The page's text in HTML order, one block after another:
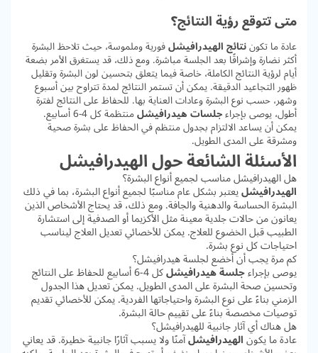
متى تتوقع رؤية النتائج؟
عادة ما تكوننتائج الهيدرافيشلفورية وملموسة، حيث تلاحظ البشرة
أكثر نضارة وإشراقًا بعد الجلسة مباشرة. ومع ذلك، قد يستغرق الأمر بضعة
أيام لرؤية النتائج الكاملة، خاصة فيما يتعلق بتحسين لون البشرة وتقليل
ظهور التجاعيد الدقيقة. يمكن أن تستمر النتائج لمدة تتراوح بين أسبوع
وشهر، حسب نوع البشرة وعادات العناية بها. للحفاظ على النتائج لفترة
أطول، يوصى بإجراءجلسات هيدرافيشل منتظمة كل 4-6 أسابيع.
يمكن أن يساعد الالتزام بجدول منتظم في الحفاظ على بشرة صحية
ومشرقة على المدى الطويل.
الأسئلة الشائعة حول الهيدرافيشل
هل الهيدرافيشل مناسب لجميع أنواع البشرة؟
الهيدرافيشليعتبر بشكل عام مناسبًا لجميع أنواع البشرة، بما في ذلك
البشرة الحساسة والدهنية والجافة. ومع ذلك، قد يحتاج الأشخاص الذين
يعانون من حالات جلدية معينة مثل الأكزيما أو الصدفية إلى استشارة
الطبيب قبل الخضوع للعلاج. يمكن للأخصائي تعديل العلاج ليناسب
احتياجات كل نوع بشرة.
كم مرة يجب أن أخضع لجلسة هيدرافيشل؟
يوصى بإجراءجلسة هيدرافيشل كل 4-6 أسابيع للحفاظ على النتائج
وتحسين صحة البشرة على المدى الطويل. يمكن تعديل هذا الجدول
الزمني بناءً على نوع البشرة واحتياجاتها الفردية. يمكن للأخصائي تقديم
توصيات مخصصة بناءً على تقييم حالة البشرة.
هل هناك أي آثار جانبية للهيدرافيشل؟
عادة ما يكونالهيدرافيشلآمنًا ولا يسبب آثارًا جانبية خطيرة. قد يعاني